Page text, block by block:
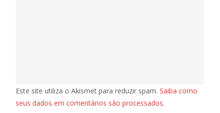
Este site utiliza o Akismet para reduzir spam. Saiba como
seus dados em comentários são processados.